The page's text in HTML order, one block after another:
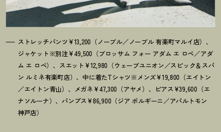
ストレッチパンツ¥13,200（ノーブル／ノーブル 有楽町マルイ店）、
ジャケット※別注¥49,500（ブロッサム フォー アダム エ ロペ／アダ
ム エ ロペ）、スエット¥12,980（ウェーブユニオン／スピック＆スパ
ン ルミネ有楽町店）、中に着たTシャツ※メンズ¥19,800（エイトン
／エイトン青山）、メガネ¥47,300（アヤメ）、ピアス¥39,600（エ
ナソルーナ）、パンプス¥86,900（ジア ボルギーニ／アパルトモン
神戸店）